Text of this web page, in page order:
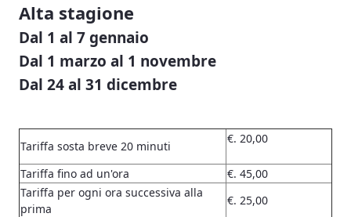
Alta stagione
Dal 1 al 7 gennaio
Dal 1 marzo al 1 novembre
Dal 24 al 31 dicembre
Tariffa sosta breve 20 minuti
€. 20,00
Tariffa fino ad un'ora
€. 45,00
Tariffa per ogni ora successiva alla
prima
€. 25,00